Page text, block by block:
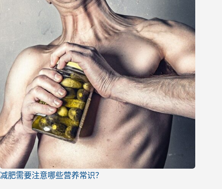
减肥需要注意哪些营养常识？